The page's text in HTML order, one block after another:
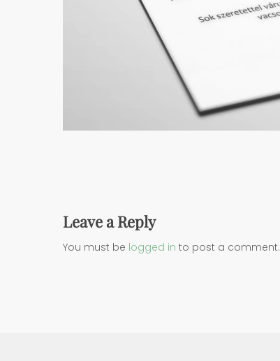
Leave a Reply
You must be logged in to post a comment.